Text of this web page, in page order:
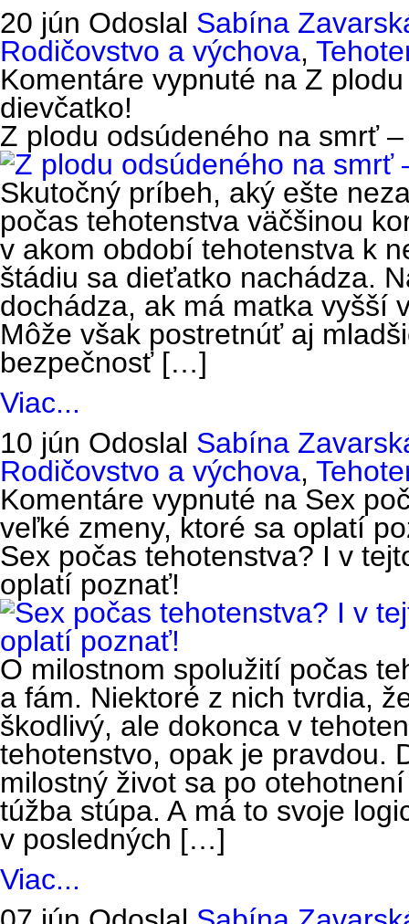
20 jún Odoslal Sabína
Rodičovstvo a výchova,
Komentáre vypnuté na Z
dievčatko!
Z plodu odsúdeného na smrť
Skutočný príbeh, aký ešte
počas tehotenstva väčšinou
v akom období tehotenstva k
štádiu sa dieťatko nachádza.
dochádza, ak má matka vyšší
Môže však postretnúť aj
bezpečnosť […]
Viac...
10 jún Odoslal Sabína
Rodičovstvo a výchova,
Komentáre vypnuté na Sex
veľké zmeny, ktoré sa oplatí
Sex počas tehotenstva? I v
oplatí poznať!
O milostnom spolužití počas
a fám. Niektoré z nich tvrdia,
škodlivý, ale dokonca v
tehotenstvo, opak je pravdou.
milostný život sa po
túžba stúpa. A má to svoje
v posledných […]
Viac...